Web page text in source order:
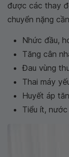
được các thay
chuyển nặng
Nhức đầu,
Tăng cân
Đau vùng
Thai máy
Huyết áp
Tiểu ít,